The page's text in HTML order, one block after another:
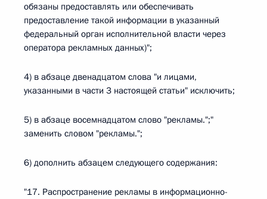
обязаны предоставлять или обеспечивать
предоставление такой информации в указанный
федеральный орган исполнительной власти через
оператора рекламных данных)";
4) в абзаце двенадцатом слова "и лицами,
указанными в части 3 настоящей статьи" исключить;
5) в абзаце восемнадцатом слово "рекламы.";"
заменить словом "рекламы.";
6) дополнить абзацем следующего содержания:
"17. Распространение рекламы в информационно-